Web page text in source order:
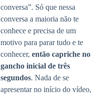
conversa”. Só que nessa
conversa a maioria não te
conhece e precisa de um
motivo para parar tudo e te
conhecer, então capriche no
gancho inicial de três
segundos. Nada de se
apresentar no início do vídeo,